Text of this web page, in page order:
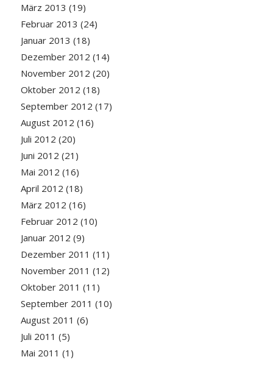
März 2013 (19)
Februar 2013 (24)
Januar 2013 (18)
Dezember 2012 (14)
November 2012 (20)
Oktober 2012 (18)
September 2012 (17)
August 2012 (16)
Juli 2012 (20)
Juni 2012 (21)
Mai 2012 (16)
April 2012 (18)
März 2012 (16)
Februar 2012 (10)
Januar 2012 (9)
Dezember 2011 (11)
November 2011 (12)
Oktober 2011 (11)
September 2011 (10)
August 2011 (6)
Juli 2011 (5)
Mai 2011 (1)